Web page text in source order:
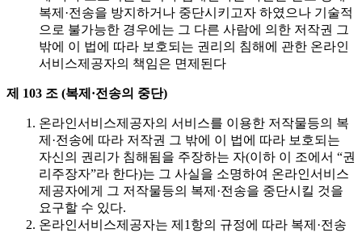
복제·전송을 방지하거나 중단시키고자 하였으나 기술적
으로 불가능한 경우에는 그 다른 사람에 의한 저작권 그
밖에 이 법에 따라 보호되는 권리의 침해에 관한 온라인
서비스제공자의 책임은 면제된다
제 103 조 (복제·전송의 중단)
온라인서비스제공자의 서비스를 이용한 저작물등의 복
제·전송에 따라 저작권 그 밖에 이 법에 따라 보호되는
자신의 권리가 침해됨을 주장하는 자(이하 이 조에서 “권
리주장자”라 한다)는 그 사실을 소명하여 온라인서비스
제공자에게 그 저작물등의 복제·전송을 중단시킬 것을
요구할 수 있다.
온라인서비스제공자는 제1항의 규정에 따라 복제·전송